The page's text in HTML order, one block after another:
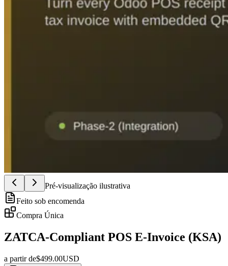
Pré-visualização ilustrativa
Feito sob encomenda
Compra Única
ZATCA-Compliant POS E-Invoice (KSA)
a partir de$499.00USD